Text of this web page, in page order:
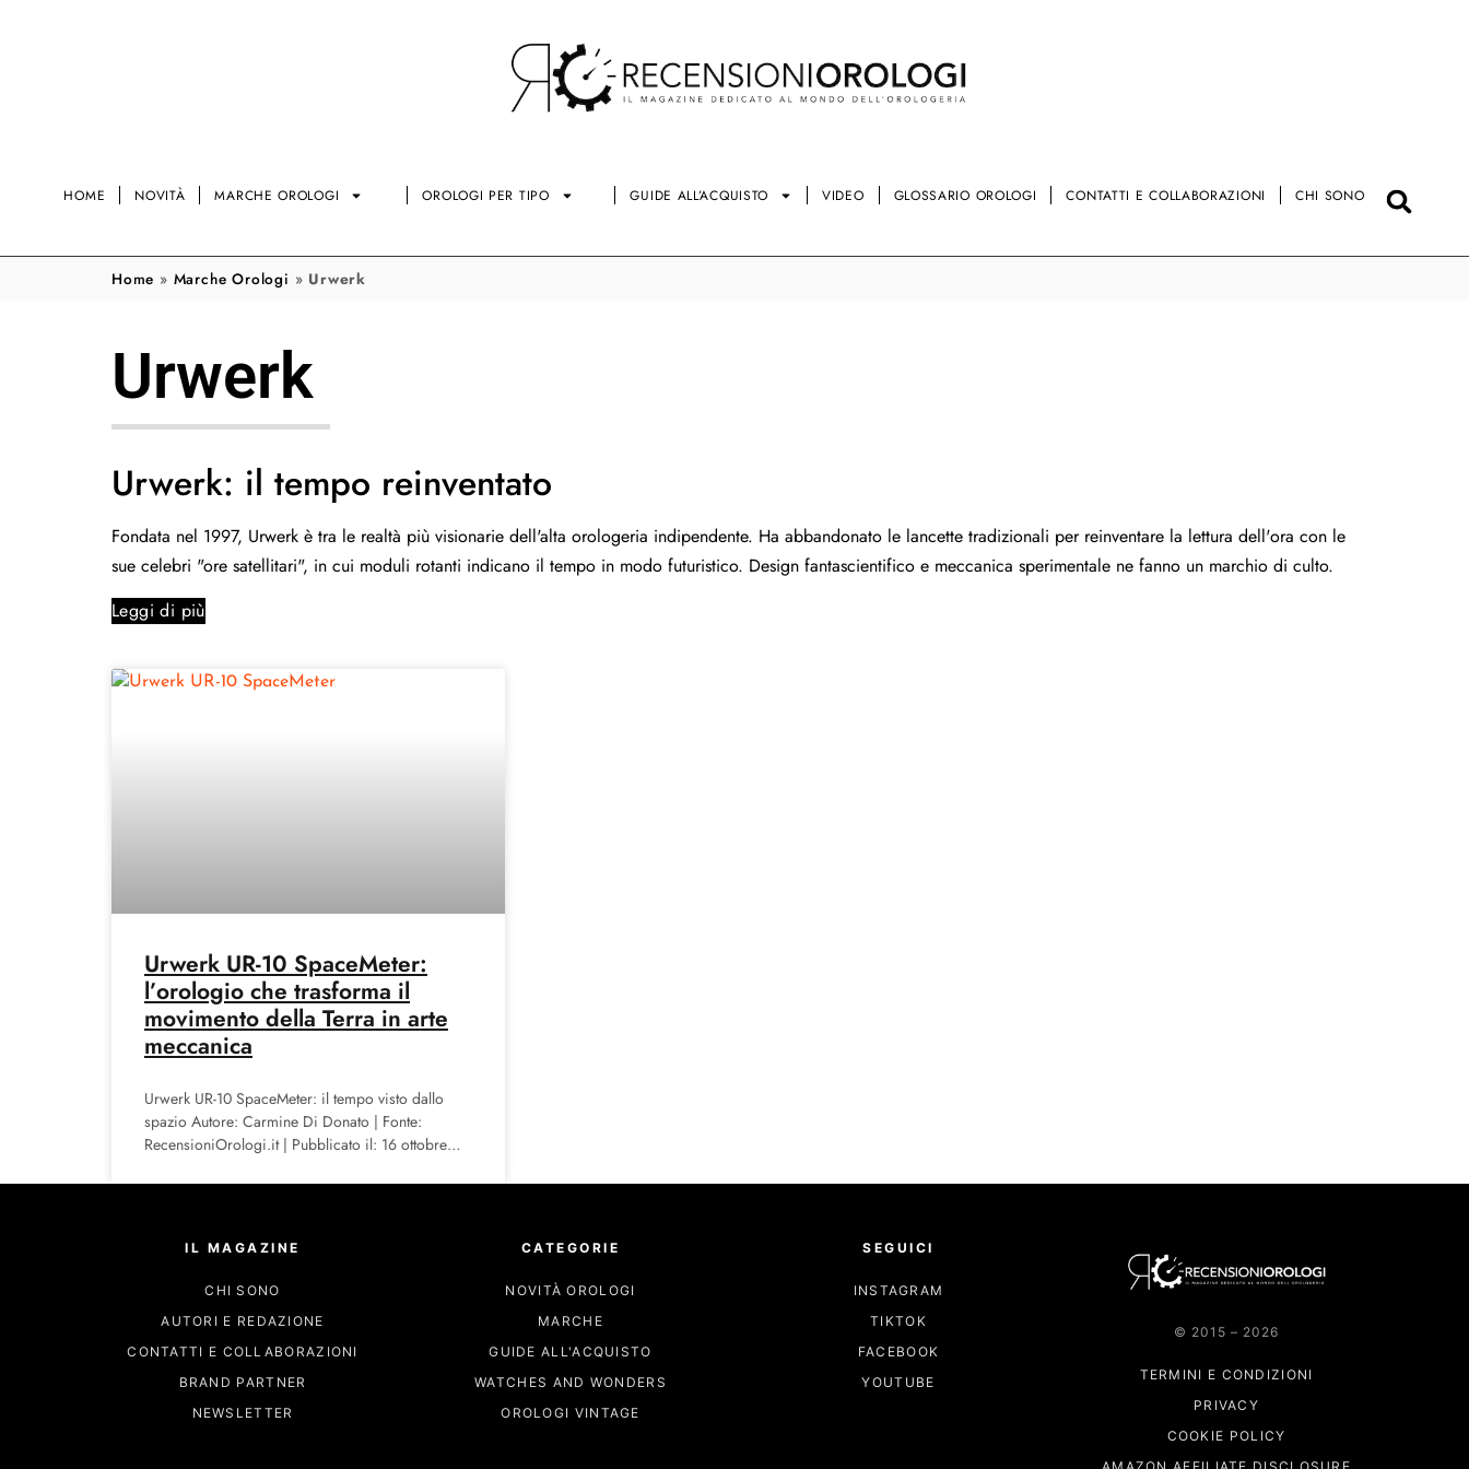
HOME NOVITÀ MARCHE OROLOGI OROLOGI PER TIPO GUIDE ALL’ACQUISTO VIDEO GLOSSARIO OROLOGI CONTATTI E COLLABORAZIONI CHI SONO
Home » Marche Orologi » Urwerk
Urwerk
Urwerk: il tempo reinventato
Fondata nel 1997, Urwerk è tra le realtà più visionarie dell'alta orologeria indipendente. Ha abbandonato le lancette tradizionali per reinventare la lettura dell'ora con le
sue celebri "ore satellitari", in cui moduli rotanti indicano il tempo in modo futuristico. Design fantascientifico e meccanica sperimentale ne fanno un marchio di culto.
Leggi di più
Urwerk UR-10 SpaceMeter:
l’orologio che trasforma il
movimento della Terra in arte
meccanica
Urwerk UR-10 SpaceMeter: il tempo visto dallo
spazio Autore: Carmine Di Donato | Fonte:
RecensioniOrologi.it | Pubblicato il: 16 ottobre
IL MAGAZINE
CHI SONO
AUTORI E REDAZIONE
CONTATTI E COLLABORAZIONI
BRAND PARTNER
NEWSLETTER
CATEGORIE
NOVITÀ OROLOGI
MARCHE
GUIDE ALL'ACQUISTO
WATCHES AND WONDERS
OROLOGI VINTAGE
SEGUICI
INSTAGRAM
TIKTOK
FACEBOOK
YOUTUBE
© 2015 – 2026
TERMINI E CONDIZIONI
PRIVACY
COOKIE POLICY